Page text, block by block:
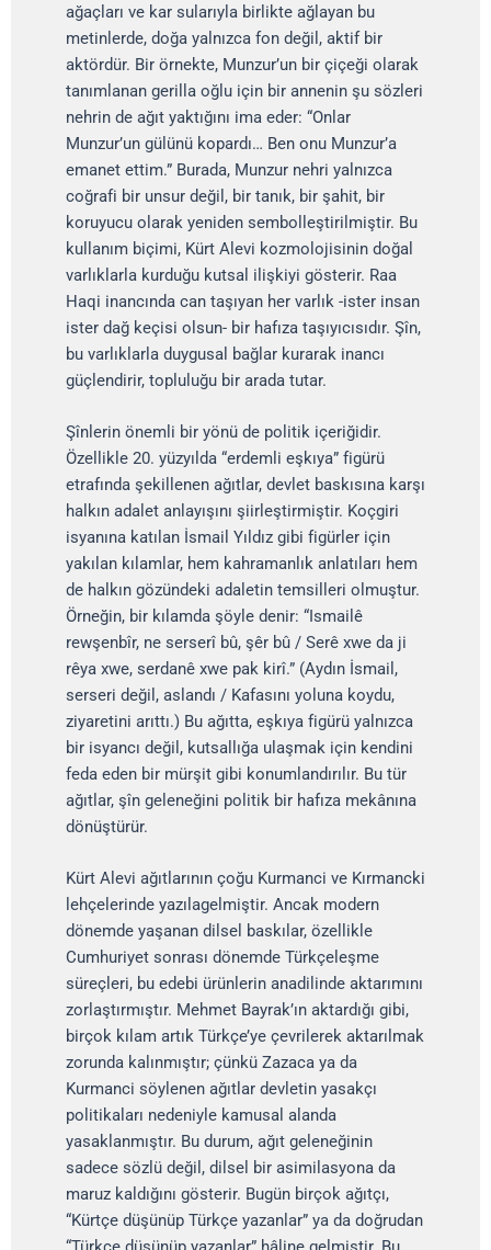
ağaçları ve kar sularıyla birlikte ağlayan bu
metinlerde, doğa yalnızca fon değil, aktif bir
aktördür. Bir örnekte, Munzur’un bir çiçeği olarak
tanımlanan gerilla oğlu için bir annenin şu sözleri
nehrin de ağıt yaktığını ima eder: “Onlar
Munzur’un gülünü kopardı… Ben onu Munzur’a
emanet ettim.” Burada, Munzur nehri yalnızca
coğrafi bir unsur değil, bir tanık, bir şahit, bir
koruyucu olarak yeniden sembolleştirilmiştir. Bu
kullanım biçimi, Kürt Alevi kozmolojisinin doğal
varlıklarla kurduğu kutsal ilişkiyi gösterir. Raa
Haqi inancında can taşıyan her varlık -ister insan
ister dağ keçisi olsun- bir hafıza taşıyıcısıdır. Şîn,
bu varlıklarla duygusal bağlar kurarak inancı
güçlendirir, topluluğu bir arada tutar.
Şînlerin önemli bir yönü de politik içeriğidir.
Özellikle 20. yüzyılda “erdemli eşkıya” figürü
etrafında şekillenen ağıtlar, devlet baskısına karşı
halkın adalet anlayışını şiirleştirmiştir. Koçgiri
isyanına katılan İsmail Yıldız gibi figürler için
yakılan kılamlar, hem kahramanlık anlatıları hem
de halkın gözündeki adaletin temsilleri olmuştur.
Örneğin, bir kılamda şöyle denir: “Ismailê
rewşenbîr, ne serserî bû, şêr bû / Serê xwe da ji
rêya xwe, serdanê xwe pak kirî.” (Aydın İsmail,
serseri değil, aslandı / Kafasını yoluna koydu,
ziyaretini arıttı.) Bu ağıtta, eşkıya figürü yalnızca
bir isyancı değil, kutsallığa ulaşmak için kendini
feda eden bir mürşit gibi konumlandırılır. Bu tür
ağıtlar, şîn geleneğini politik bir hafıza mekânına
dönüştürür.
Kürt Alevi ağıtlarının çoğu Kurmanci ve Kırmancki
lehçelerinde yazılagelmiştir. Ancak modern
dönemde yaşanan dilsel baskılar, özellikle
Cumhuriyet sonrası dönemde Türkçeleşme
süreçleri, bu edebi ürünlerin anadilinde aktarımını
zorlaştırmıştır. Mehmet Bayrak’ın aktardığı gibi,
birçok kılam artık Türkçe’ye çevrilerek aktarılmak
zorunda kalınmıştır; çünkü Zazaca ya da
Kurmanci söylenen ağıtlar devletin yasakçı
politikaları nedeniyle kamusal alanda
yasaklanmıştır. Bu durum, ağıt geleneğinin
sadece sözlü değil, dilsel bir asimilasyona da
maruz kaldığını gösterir. Bugün birçok ağıtçı,
“Kürtçe düşünüp Türkçe yazanlar” ya da doğrudan